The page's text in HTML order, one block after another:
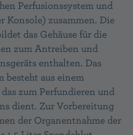
Perfusionssystem und
Konsole) zusammen. Die
das Gehäuse für die
zum Antreiben und
enthalten. Das
besteht aus einem
zum Perfundieren und
dient. Zur Vorbereitung
der Organentnahme der